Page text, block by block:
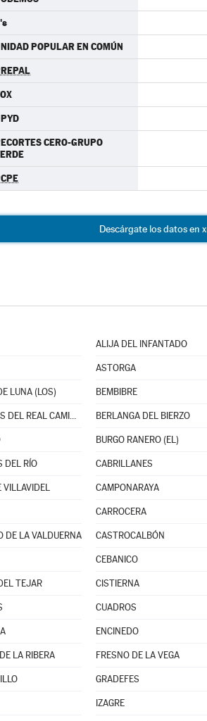
POPULAR EN COMÚN
CERO-GRUPO
Descárgate los datos en
ALIJA DEL INFANTADO
ASTORGA
LUNA (LOS) BEMBIBRE
BERCIANOS DEL REAL CAMINO BERLANGA DEL BIERZO
BURGO RANERO (EL)
DEL RÍO CABRILLANES
VILLAVIDEL CAMPONARAYA
CARROCERA
DE LA VALDUERNA CASTROCALBÓN
CEBANICO
TEJAR CISTIERNA
CUADROS
ENCINEDO
LA RIBERA FRESNO DE LA VEGA
GRADEFES
IZAGRE